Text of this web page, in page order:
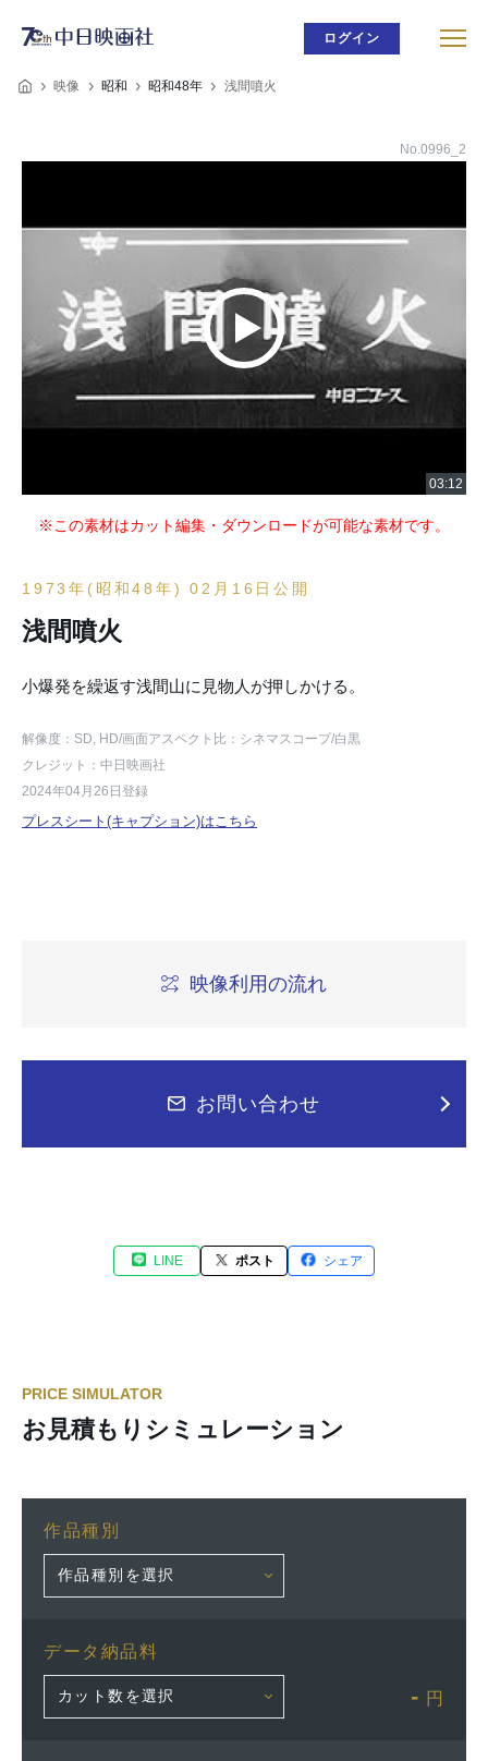
ログイン
映像 昭和 昭和48年 浅間噴火
No.0996_2
※この素材はカット編集・ダウンロードが可能な素材です。
1973年(昭和48年) 02月16日公開
浅間噴火
小爆発を繰返す浅間山に見物人が押しかける。
解像度：SD, HD/画面アスペクト比：シネマスコープ/白黒
クレジット：中日映画社
2024年04月26日登録
プレスシート(キャプション)はこちら
映像利用の流れ
お問い合わせ
LINE ポスト シェア
PRICE SIMULATOR
お見積もりシミュレーション
作品種別
データ納品料
- 円